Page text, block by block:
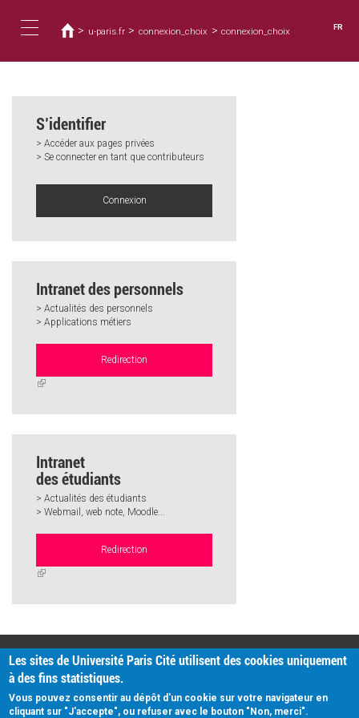
contenu
navigation
êtes
ici
> u-paris.fr > connexion_choix > connexion_choix FR
S’identifier
> Accéder aux pages privées
> Se connecter en tant que contributeurs
Connexion
Intranet des personnels
> Actualités des personnels
> Applications métiers
Redirection
(link
Intranet
des étudiants
> Actualités des étudiants
> Webmail, web note, Moodle...
Redirection
(link
PRATIQUE
Plan d'accès
Intranet
Mentions légales
Données personnelles
Les sites de Université Paris Cité utilisent des cookies uniquement
à des fins statistiques.
Vous pouvez consentir au dépôt d'un cookie sur votre navigateur en
cliquant sur "J'accepte", ou refuser avec le bouton "Non, merci".